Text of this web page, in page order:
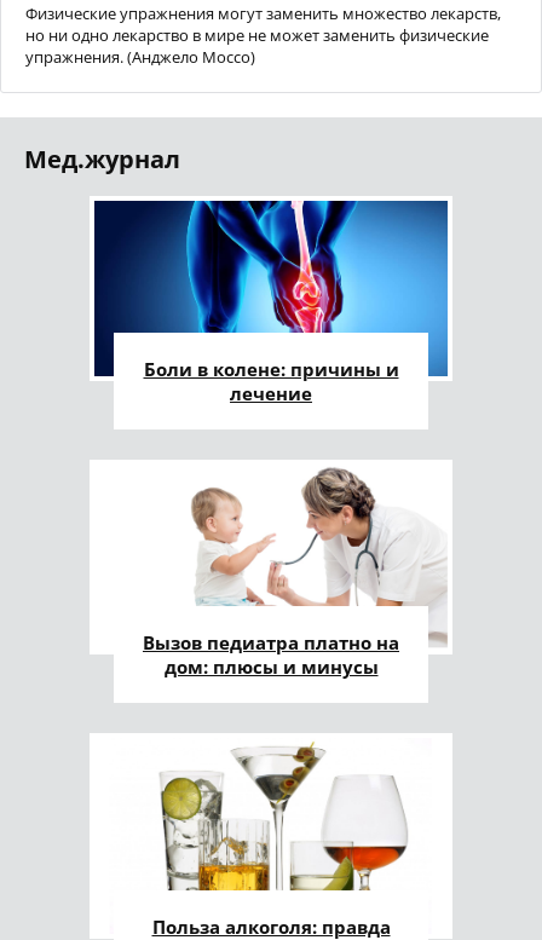
Физические упражнения могут заменить множество лекарств,
но ни одно лекарство в мире не может заменить физические
упражнения. (Анджело Моссо)
Мед.журнал
Боли в колене: причины и
лечение
Вызов педиатра платно на
дом: плюсы и минусы
Польза алкоголя: правда